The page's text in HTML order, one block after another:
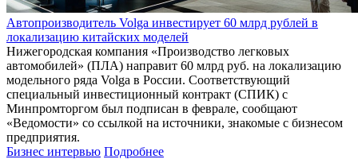
Автопроизводитель Volga инвестирует 60 млрд рублей в
локализацию китайских моделей
Нижегородская компания «Производство легковых
автомобилей» (ПЛА) направит 60 млрд руб. на локализацию
модельного ряда Volga в России. Соответствующий
специальный инвестиционный контракт (СПИК) с
Минпромторгом был подписан в феврале, сообщают
«Ведомости» со ссылкой на источники, знакомые с бизнесом
предприятия.
Бизнес интервью Подробнее